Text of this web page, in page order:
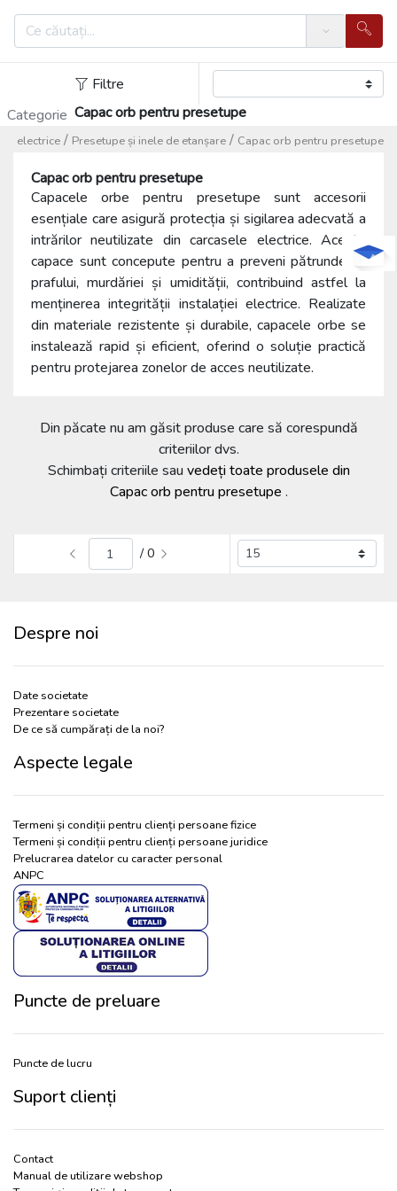
Search
Filtre
Categorie Capac orb pentru presetupe
Capac orb pentru presetupe
/
Presetupe și inele de etanșare
/
electrice
Capac orb pentru presetupe
Capacele orbe pentru presetupe sunt accesorii
esențiale care asigură protecția și sigilarea adecvată a
intrărilor neutilizate din carcasele electrice. Aceste
capace sunt concepute pentru a preveni pătrunderea
prafului, murdăriei și umidității, contribuind astfel la
menținerea integrității instalației electrice. Realizate
din materiale rezistente și durabile, capacele orbe se
instalează rapid și eficient, oferind o soluție practică
pentru protejarea zonelor de acces neutilizate.
Din păcate nu am găsit produse care să corespundă
criteriilor dvs.
Schimbați criteriile sau vedeți toate produsele din
Capac orb pentru presetupe .
/ 0
Despre noi
Date societate
Prezentare societate
De ce să cumpărați de la noi?
Aspecte legale
Termeni și condiții pentru clienți persoane fizice
Termeni și condiții pentru clienți persoane juridice
Prelucrarea datelor cu caracter personal
ANPC
Puncte de preluare
Puncte de lucru
Suport clienți
Contact
Manual de utilizare webshop